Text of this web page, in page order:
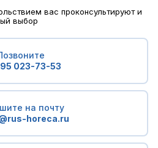
вас проконсультируют и
выбор
023-73-53
на почту
horeca.ru